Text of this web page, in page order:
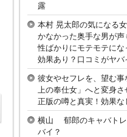
露
本村 晃太郎の気になる
かなかった奥手な男が
性ばかりにモテモテに
効果あり？口コミがヤバ
彼女やセフレを、望む
上の奉仕女」へと変身
正版の噂と真実！効果な
横山 郁郎のキャバトレ
バイ？